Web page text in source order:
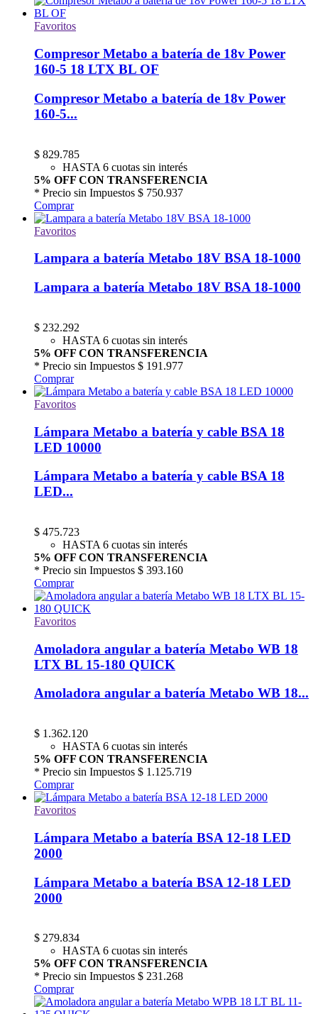
Favoritos
Compresor Metabo a batería de 18v Power
160-5 18 LTX BL OF
Compresor Metabo a batería de 18v Power
160-5...
$ 829.785
HASTA 6 cuotas sin interés
5% OFF CON TRANSFERENCIA
* Precio sin Impuestos $ 750.937
Comprar
Favoritos
Lampara a batería Metabo 18V BSA 18-1000
Lampara a batería Metabo 18V BSA 18-1000
$ 232.292
HASTA 6 cuotas sin interés
5% OFF CON TRANSFERENCIA
* Precio sin Impuestos $ 191.977
Comprar
Favoritos
Lámpara Metabo a batería y cable BSA 18
LED 10000
Lámpara Metabo a batería y cable BSA 18
LED...
$ 475.723
HASTA 6 cuotas sin interés
5% OFF CON TRANSFERENCIA
* Precio sin Impuestos $ 393.160
Comprar
Favoritos
Amoladora angular a batería Metabo WB 18
LTX BL 15-180 QUICK
Amoladora angular a batería Metabo WB 18...
$ 1.362.120
HASTA 6 cuotas sin interés
5% OFF CON TRANSFERENCIA
* Precio sin Impuestos $ 1.125.719
Comprar
Favoritos
Lámpara Metabo a batería BSA 12-18 LED
2000
Lámpara Metabo a batería BSA 12-18 LED
2000
$ 279.834
HASTA 6 cuotas sin interés
5% OFF CON TRANSFERENCIA
* Precio sin Impuestos $ 231.268
Comprar